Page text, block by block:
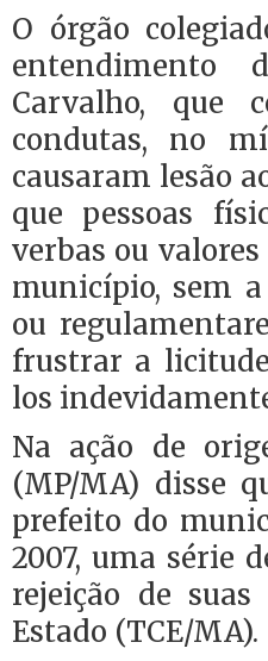
O órgão
entendimento
Carvalho, que
condutas, no
causaram lesão
que pessoas
verbas ou
município, sem
ou
frustrar a
los
Na ação de
(MP/MA) disse
prefeito do
2007, uma série
rejeição de
Estado (TCE/MA).